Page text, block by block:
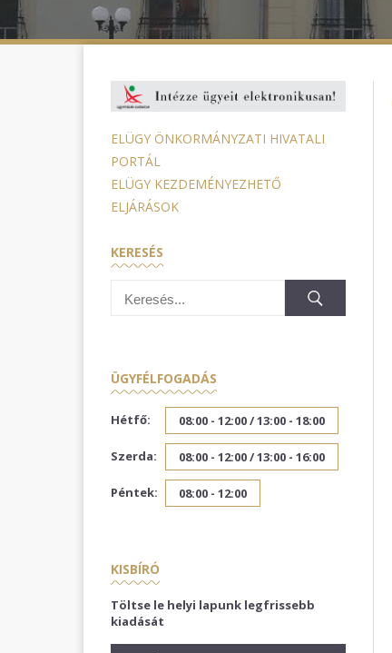
ELÜGY ÖNKORMÁNYZATI HIVATALI
PORTÁL
ELÜGY KEZDEMÉNYEZHETŐ
ELJÁRÁSOK
KERESÉS
ÜGYFÉLFOGADÁS
Hétfő: 08:00 - 12:00 /13:00 - 18:00
Szerda: 08:00 - 12:00 /13:00 - 16:00
Péntek: 08:00 - 12:00
KISBÍRÓ
Töltse le helyi lapunk legfrissebb
kiadását